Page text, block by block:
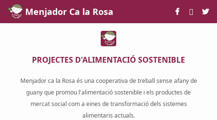
Skip to Main Content
Menjador Ca la Rosa
PROJECTES D'ALIMENTACIÓ SOSTENIBLE
Menjador ca la Rosa és una cooperativa de treball sense afany de
guany que promou l'alimentació sostenible i els productes de
mercat social com a eines de transformació dels sistemes
alimentaris actuals.